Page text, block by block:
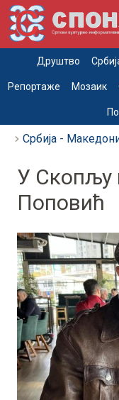
Друштво
Репортаже Мозаик
Србија -
У Скопљу
Поповић